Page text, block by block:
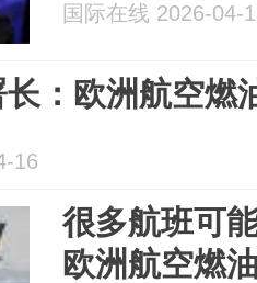
国际在线 2026-04-
长：欧洲航空燃
16
很多航班可
欧洲航空燃